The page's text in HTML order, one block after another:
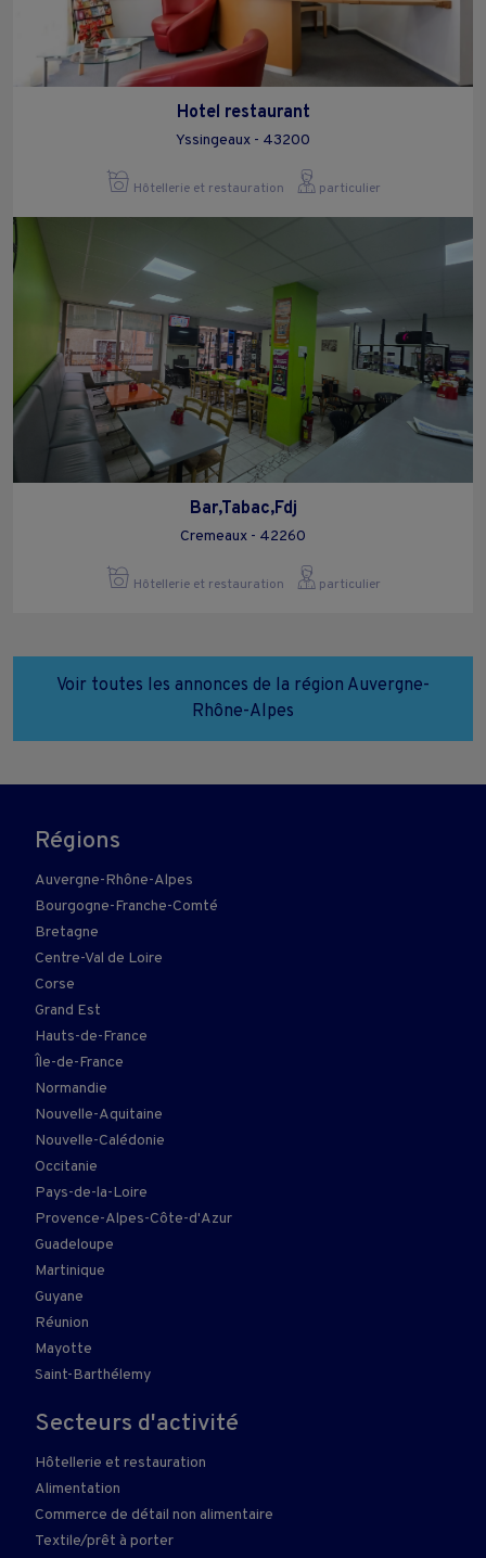
Hotel restaurant
Yssingeaux - 43200
Hôtellerie et restauration particulier
Bar,Tabac,Fdj
Cremeaux - 42260
Hôtellerie et restauration particulier
Voir toutes les annonces de la région Auvergne-
Rhône-Alpes
Régions
Auvergne-Rhône-Alpes
Bourgogne-Franche-Comté
Bretagne
Centre-Val de Loire
Corse
Grand Est
Hauts-de-France
Île-de-France
Normandie
Nouvelle-Aquitaine
Nouvelle-Calédonie
Occitanie
Pays-de-la-Loire
Provence-Alpes-Côte-d'Azur
Guadeloupe
Martinique
Guyane
Réunion
Mayotte
Saint-Barthélemy
Secteurs d'activité
Hôtellerie et restauration
Alimentation
Commerce de détail non alimentaire
Textile/prêt à porter